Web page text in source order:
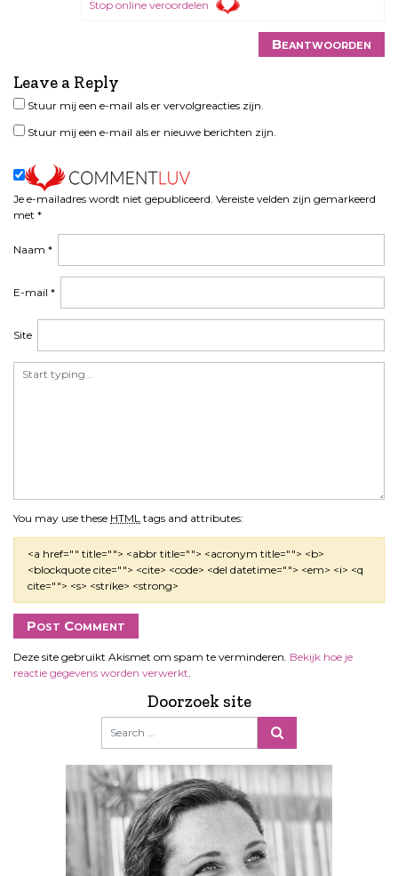
Stop online veroordelen
Beantwoorden
Leave a Reply
Je e-mailadres wordt niet gepubliceerd. Vereiste velden zijn gemarkeerd
met *
You may use these HTML tags and attributes:
<a href="" title=""> <abbr title=""> <acronym title=""> <b>
<blockquote cite=""> <cite> <code> <del datetime=""> <em> <i> <q
cite=""> <s> <strike> <strong>
Naam *
E-mail *
Site
Stuur mij een e-mail als er vervolgreacties zijn.
Stuur mij een e-mail als er nieuwe berichten zijn.
Deze site gebruikt Akismet om spam te verminderen. Bekijk hoe je
reactie gegevens worden verwerkt
Doorzoek site